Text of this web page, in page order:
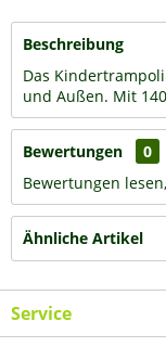
Beschreibung
Das
und Außen. Mit
Bewertungen
0
Bewertungen
Ähnliche Artikel
Service